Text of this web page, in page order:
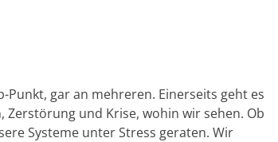
Punkt, gar an mehreren. Einerseits geht es
und Krise, wohin wir sehen. Ob
Systeme unter Stress geraten. Wir